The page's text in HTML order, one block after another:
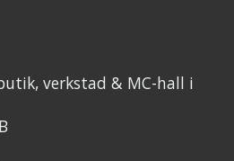
verkstad & MC-hall i